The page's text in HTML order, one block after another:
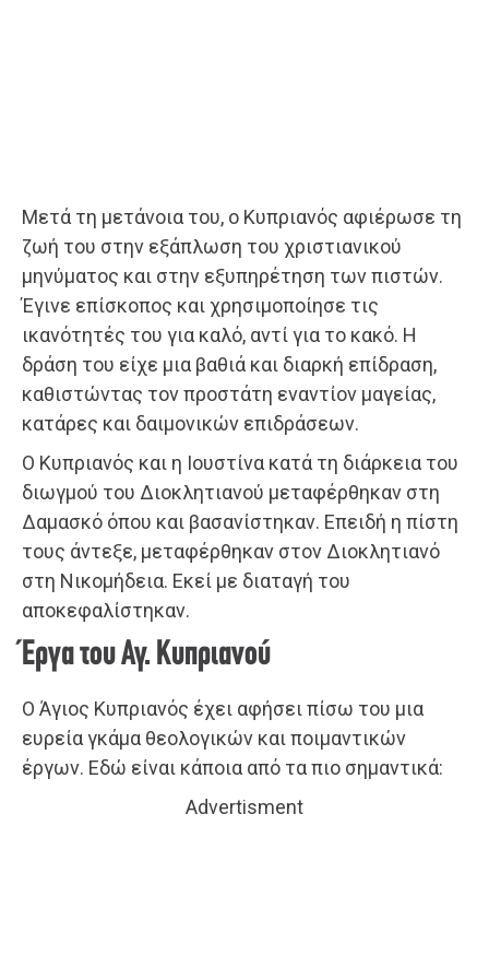
Μετά τη μετάνοια του, ο Κυπριανός αφιέρωσε τη
ζωή του στην εξάπλωση του χριστιανικού
μηνύματος και στην εξυπηρέτηση των πιστών.
Έγινε επίσκοπος και χρησιμοποίησε τις
ικανότητές του για καλό, αντί για το κακό. Η
δράση του είχε μια βαθιά και διαρκή επίδραση,
καθιστώντας τον προστάτη εναντίον μαγείας,
κατάρες και δαιμονικών επιδράσεων.
Ο Κυπριανός και η Ιουστίνα κατά τη διάρκεια του
διωγμού του Διοκλητιανού μεταφέρθηκαν στη
Δαμασκό όπου και βασανίστηκαν. Επειδή η πίστη
τους άντεξε, μεταφέρθηκαν στον Διοκλητιανό
στη Νικομήδεια. Εκεί με διαταγή του
αποκεφαλίστηκαν.
Έργα του Αγ. Κυπριανού
Ο Άγιος Κυπριανός έχει αφήσει πίσω του μια
ευρεία γκάμα θεολογικών και ποιμαντικών
έργων. Εδώ είναι κάποια από τα πιο σημαντικά:
Advertisment